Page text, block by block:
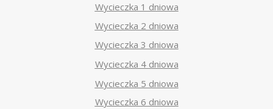
Wycieczka 1 dniowa
Wycieczka 2 dniowa
Wycieczka 3 dniowa
Wycieczka 4 dniowa
Wycieczka 5 dniowa
Wycieczka 6 dniowa